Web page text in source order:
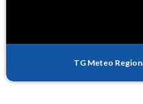
TG Meteo